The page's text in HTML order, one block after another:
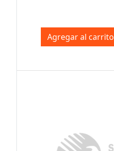
Agregar al carrito